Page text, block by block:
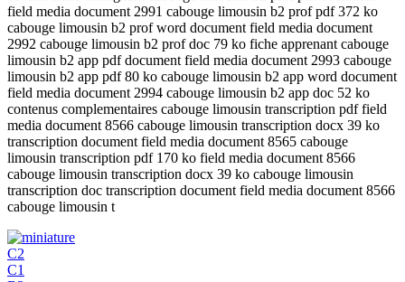
field media document 2991 cabouge limousin b2 prof pdf 372 ko
cabouge limousin b2 prof word document field media document
2992 cabouge limousin b2 prof doc 79 ko fiche apprenant cabouge
limousin b2 app pdf document field media document 2993 cabouge
limousin b2 app pdf 80 ko cabouge limousin b2 app word document
field media document 2994 cabouge limousin b2 app doc 52 ko
contenus complementaires cabouge limousin transcription pdf field
media document 8566 cabouge limousin transcription docx 39 ko
transcription document field media document 8565 cabouge
limousin transcription pdf 170 ko field media document 8566
cabouge limousin transcription docx 39 ko cabouge limousin
transcription doc transcription document field media document 8566
cabouge limousin t
C2
C1